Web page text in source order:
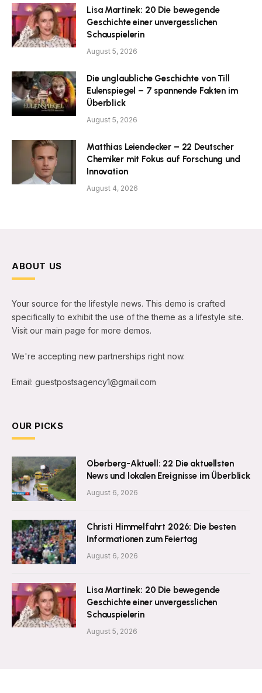
Lisa Martinek: 20 Die bewegende
Geschichte einer unvergesslichen
Schauspielerin
August 5, 2026
Die unglaubliche Geschichte von Till
Eulenspiegel – 7 spannende Fakten im
Überblick
August 5, 2026
Matthias Leiendecker – 22 Deutscher
Chemiker mit Fokus auf Forschung und
Innovation
August 4, 2026
ABOUT US
Your source for the lifestyle news. This demo is crafted
specifically to exhibit the use of the theme as a lifestyle site.
Visit our main page for more demos.
We're accepting new partnerships right now.
Email: guestpostsagency1@gmail.com
OUR PICKS
Oberberg-Aktuell: 22 Die aktuellsten
News und lokalen Ereignisse im Überblick
August 6, 2026
Christi Himmelfahrt 2026: Die besten
Informationen zum Feiertag
August 6, 2026
Lisa Martinek: 20 Die bewegende
Geschichte einer unvergesslichen
Schauspielerin
August 5, 2026